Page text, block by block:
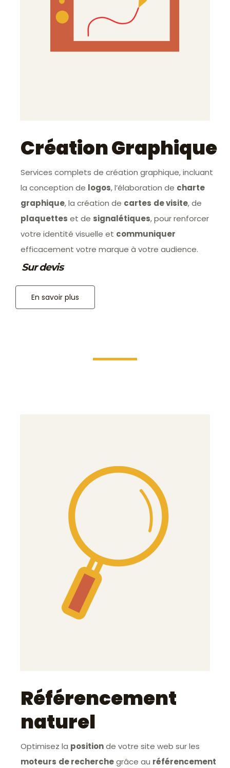
Création Graphique
Services complets de création graphique, incluant
la conception de logos, l’élaboration de charte
graphique, la création de cartes de visite, de
plaquettes et de signalétiques, pour renforcer
votre identité visuelle et communiquer
efficacement votre marque à votre audience.
Sur devis
En savoir plus
Référencement
naturel
Optimisez la positionde votre site web sur les
moteurs de recherchegrâce au référencement